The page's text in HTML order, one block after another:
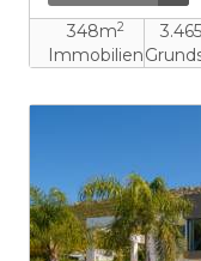
348m2
Immobilien